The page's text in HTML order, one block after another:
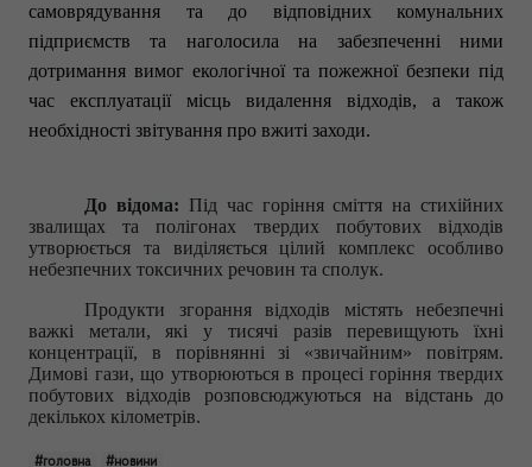
самоврядування та до відповідних комунальних
підприємств та наголосила на забезпеченні ними
дотримання вимог екологічної та пожежної безпеки під
час експлуатації місць видалення відходів, а також
необхідності звітування про вжиті заходи.
До відома: Під час горіння сміття на стихійних
звалищах та полігонах твердих побутових відходів
утворюється та виділяється цілий комплекс особливо
небезпечних токсичних речовин та сполук.
Продукти згорання відходів містять небезпечні
важкі метали, які у тисячі разів перевищують їхні
концентрації, в порівнянні зі «звичайним» повітрям.
Димові гази, що утворюються в процесі горіння твердих
побутових відходів розповсюджуються на відстань до
декількох кілометрів.
#головна #новини